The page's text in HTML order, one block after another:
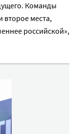
Команды
второе места,
российской»,